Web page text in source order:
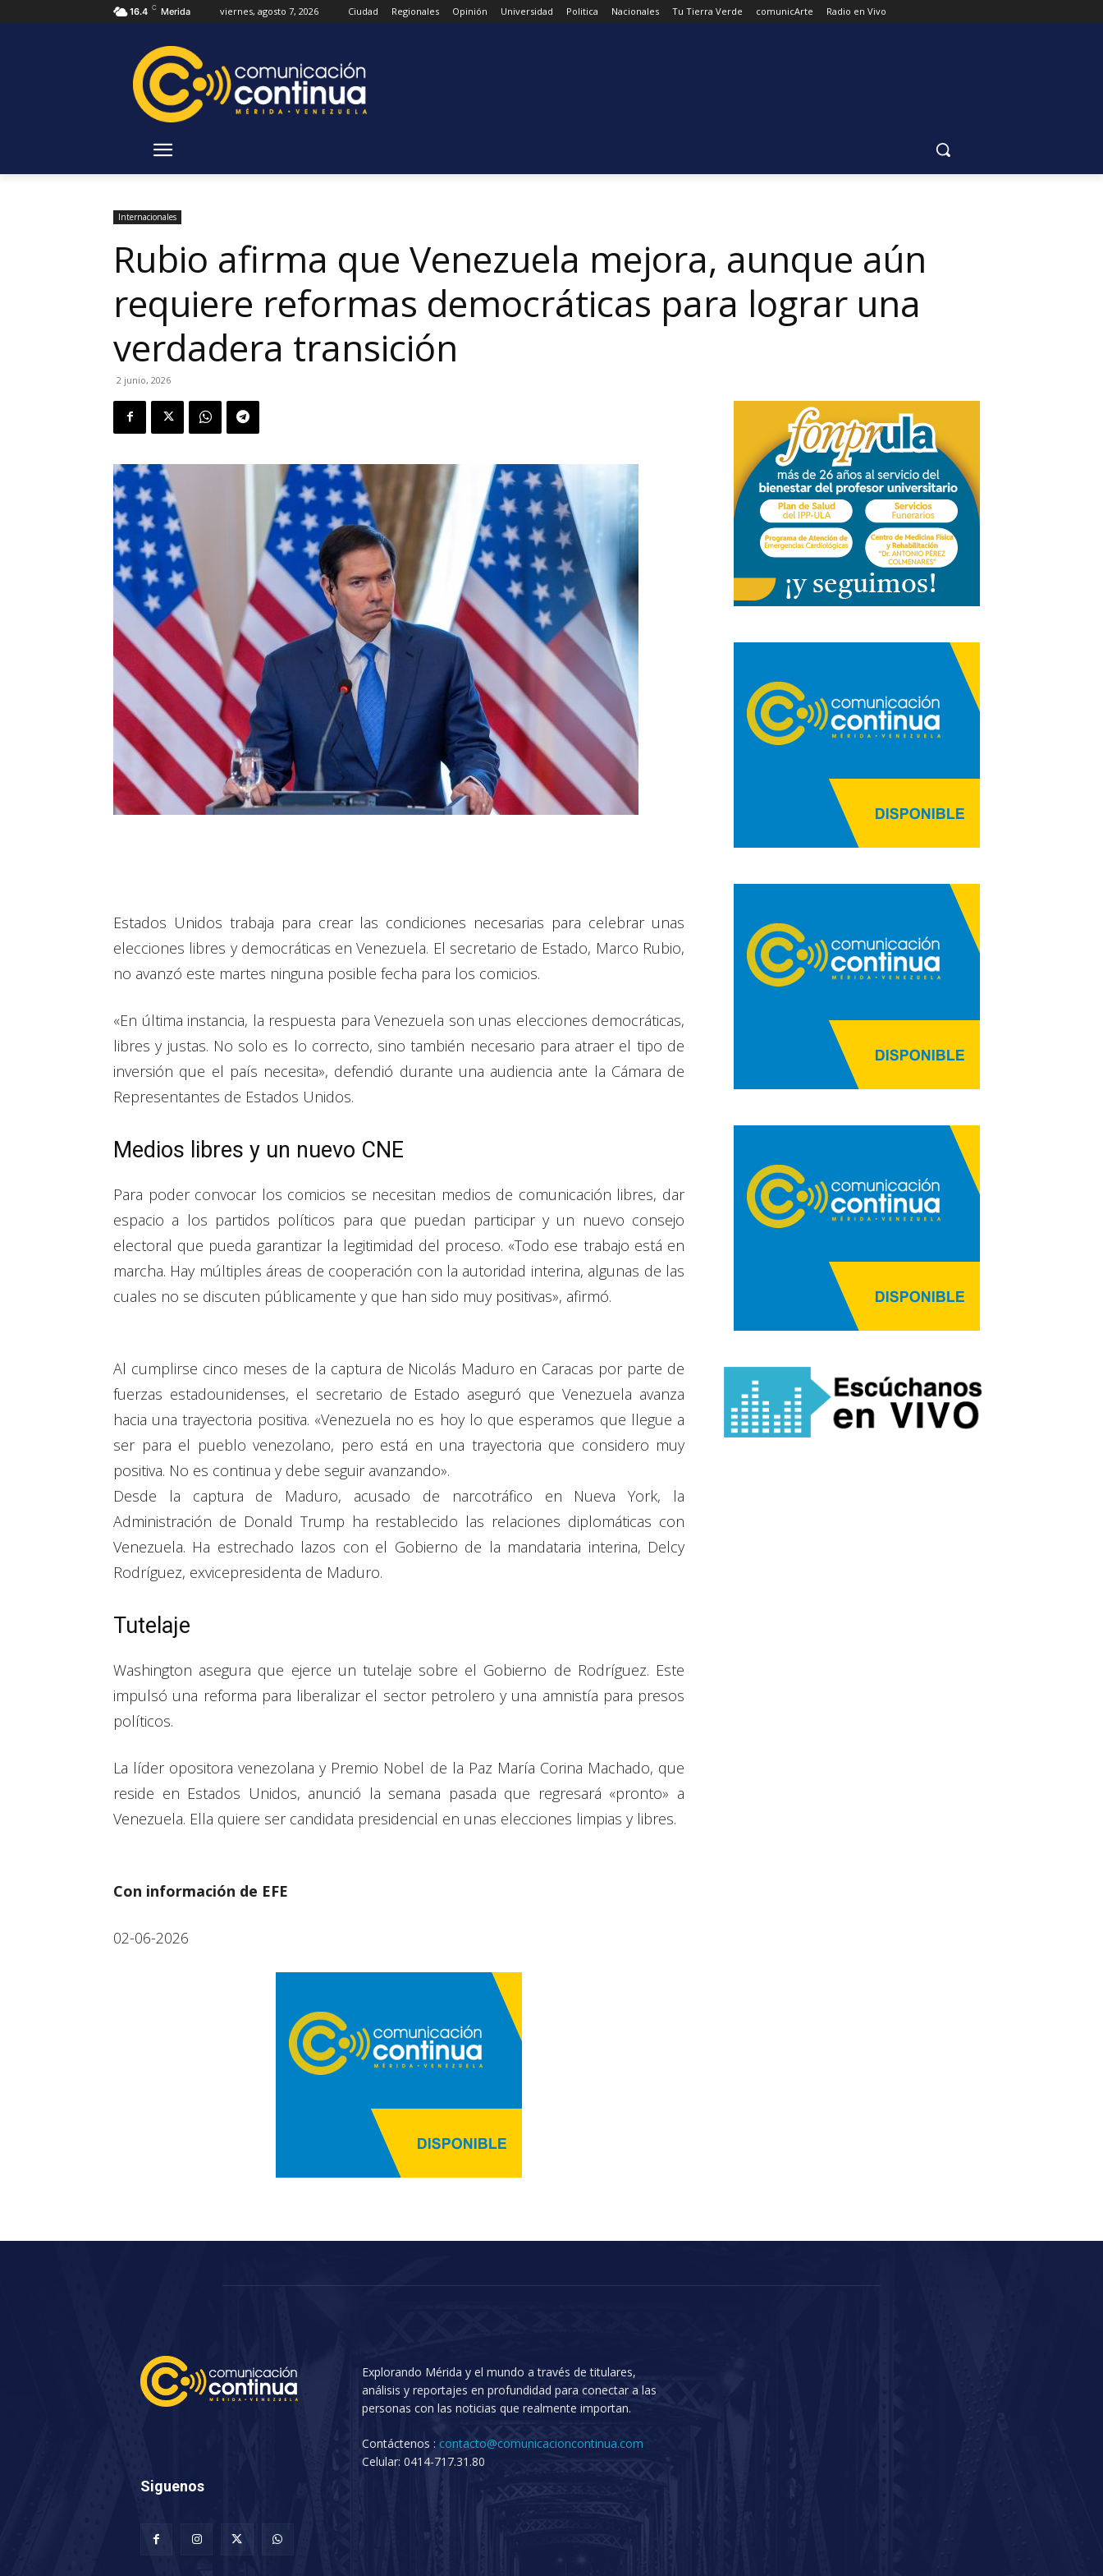
16.4 C Merida viernes, agosto 7, 2026 Ciudad Regionales Opinión Universidad Politica Nacionales Tu Tierra Verde comunicArte Radio en Vivo
Internacionales
Rubio afirma que Venezuela mejora, aunque aún
requiere reformas democráticas para lograr una
verdadera transición
2 junio, 2026
Estados Unidos trabaja para crear las condiciones necesarias para celebrar unas
elecciones libres y democráticas en Venezuela. El secretario de Estado, Marco Rubio,
no avanzó este martes ninguna posible fecha para los comicios.
«En última instancia, la respuesta para Venezuela son unas elecciones democráticas,
libres y justas. No solo es lo correcto, sino también necesario para atraer el tipo de
inversión que el país necesita», defendió durante una audiencia ante la Cámara de
Representantes de Estados Unidos.
Medios libres y un nuevo CNE
Para poder convocar los comicios se necesitan medios de comunicación libres, dar
espacio a los partidos políticos para que puedan participar y un nuevo consejo
electoral que pueda garantizar la legitimidad del proceso. «Todo ese trabajo está en
marcha. Hay múltiples áreas de cooperación con la autoridad interina, algunas de las
cuales no se discuten públicamente y que han sido muy positivas», afirmó.
Al cumplirse cinco meses de la captura de Nicolás Maduro en Caracas por parte de
fuerzas estadounidenses, el secretario de Estado aseguró que Venezuela avanza
hacia una trayectoria positiva. «Venezuela no es hoy lo que esperamos que llegue a
ser para el pueblo venezolano, pero está en una trayectoria que considero muy
positiva. No es continua y debe seguir avanzando».
Desde la captura de Maduro, acusado de narcotráfico en Nueva York, la
Administración de Donald Trump ha restablecido las relaciones diplomáticas con
Venezuela. Ha estrechado lazos con el Gobierno de la mandataria interina, Delcy
Rodríguez, exvicepresidenta de Maduro.
Tutelaje
Washington asegura que ejerce un tutelaje sobre el Gobierno de Rodríguez. Este
impulsó una reforma para liberalizar el sector petrolero y una amnistía para presos
políticos.
La líder opositora venezolana y Premio Nobel de la Paz María Corina Machado, que
reside en Estados Unidos, anunció la semana pasada que regresará «pronto» a
Venezuela. Ella quiere ser candidata presidencial en unas elecciones limpias y libres.
Con información de EFE
02-06-2026
Explorando Mérida y el mundo a través de titulares,
análisis y reportajes en profundidad para conectar a las
personas con las noticias que realmente importan.
Contáctenos : contacto@comunicacioncontinua.com
Celular: 0414-717.31.80
Siguenos